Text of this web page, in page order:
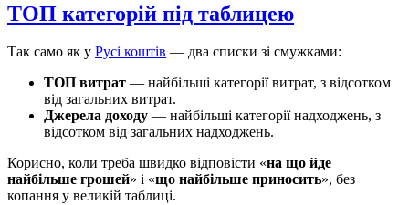
ТОП категорій під таблицею
Так само як у Русі коштів — два списки зі смужками:
ТОП витрат — найбільші категорії витрат, з відсотком
від загальних витрат.
Джерела доходу — найбільші категорії надходжень, з
відсотком від загальних надходжень.
Корисно, коли треба швидко відповісти «на що йде
найбільше грошей» і «що найбільше приносить», без
копання у великій таблиці.